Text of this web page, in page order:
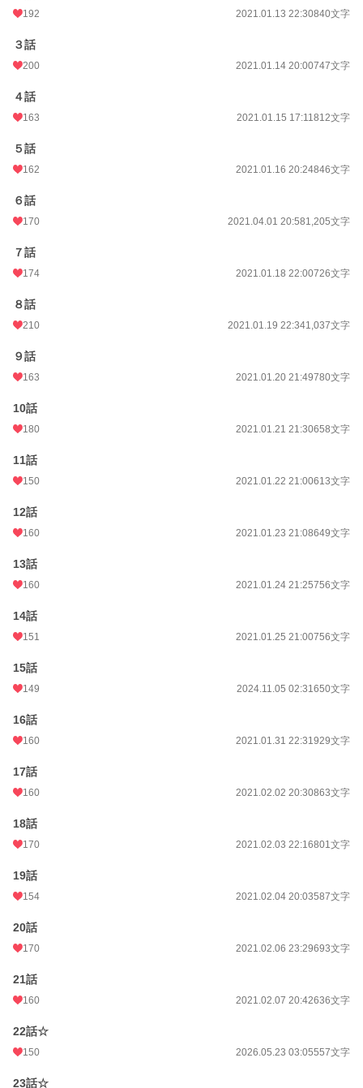
初回公開日時
週間ポイント
年間ポイント
192 2021.01.13 22:30840文字
３話
200 2021.01.14 20:00747文字
４話
163 2021.01.15 17:11812文字
５話
162 2021.01.16 20:24846文字
６話
170 2021.04.01 20:581,205文字
７話
174 2021.01.18 22:00726文字
８話
210 2021.01.19 22:341,037文字
９話
163 2021.01.20 21:49780文字
10話
180 2021.01.21 21:30658文字
11話
150 2021.01.22 21:00613文字
12話
160 2021.01.23 21:08649文字
13話
160 2021.01.24 21:25756文字
14話
151 2021.01.25 21:00756文字
15話
149 2024.11.05 02:31650文字
16話
160 2021.01.31 22:31929文字
17話
160 2021.02.02 20:30863文字
18話
170 2021.02.03 22:16801文字
19話
154 2021.02.04 20:03587文字
20話
170 2021.02.06 23:29693文字
21話
160 2021.02.07 20:42636文字
22話☆
150 2026.05.23 03:05557文字
23話☆